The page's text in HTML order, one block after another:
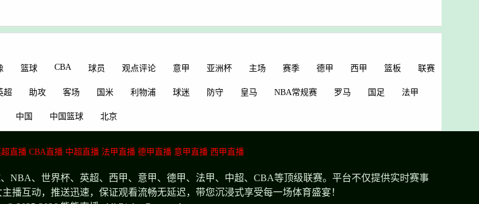
篮球 CBA 球员 观点评论 意甲 亚洲杯 主场 赛季 德甲 西甲 篮板 联赛
超 助攻 客场 国米 利物浦 球迷 防守 皇马 NBA常规赛 罗马 国足 法甲
中国 中国篮球 北京
直播 CBA直播 中超直播 法甲直播 德甲直播 意甲直播 西甲直播
NBA、世界杯、英超、西甲、意甲、德甲、法甲、中超、CBA等顶级联赛。平台不仅提供实时赛事
播互动，推送迅速，保证观看流畅无延迟，带您沉浸式享受每一场体育盛宴！